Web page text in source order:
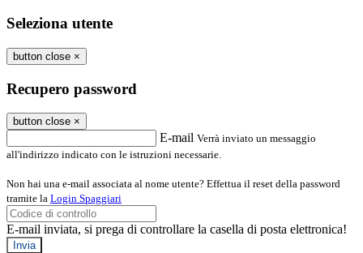
Seleziona utente
button close ×
Recupero password
button close ×
E-mail Verrà inviato un messaggio
all'indirizzo indicato con le istruzioni necessarie.
Non hai una e-mail associata al nome utente? Effettua il reset della password
tramite la Login Spaggiari
E-mail inviata, si prega di controllare la casella di posta elettronica!